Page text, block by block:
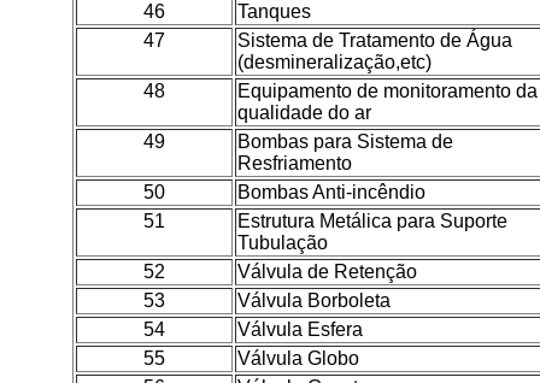
46
Tanques
47
Sistema de Tratamento de Água
(desmineralização,etc)
48
Equipamento de monitoramento da
qualidade do ar
49
Bombas para Sistema de
Resfriamento
50
Bombas Anti-incêndio
51
Estrutura Metálica para Suporte
Tubulação
52
Válvula de Retenção
53
Válvula Borboleta
54
Válvula Esfera
55
Válvula Globo